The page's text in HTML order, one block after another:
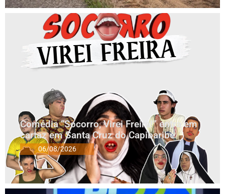
Comédia “Socorro, Virei Freira!” entra em
cartaz em Santa Cruz do Capibaribe
06/08/2026